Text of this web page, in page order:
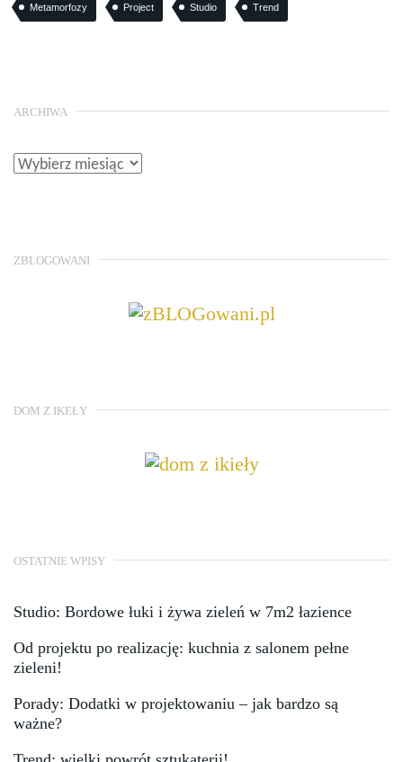
Metamorfozy Project Studio Trend
ARCHIWA
ZBLOGOWANI
DOM Z IKEŁY
OSTATNIE WPISY
Studio: Bordowe łuki i żywa zieleń w 7m2 łazience
Od projektu po realizację: kuchnia z salonem pełne
zieleni!
Porady: Dodatki w projektowaniu – jak bardzo są
ważne?